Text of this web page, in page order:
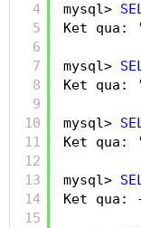
4
5
6
7
8
9
10
11
12
13
14
15
mysql>
Ket qua:
mysql>
Ket qua:
mysql>
Ket qua:
mysql>
Ket qua: